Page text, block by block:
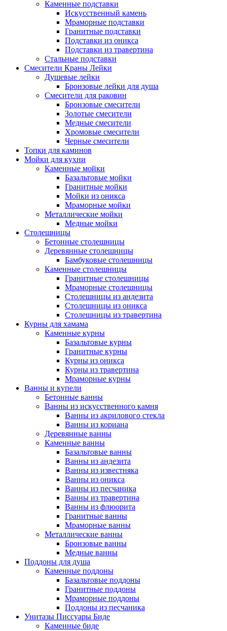
Каменные подставки
Искусственный камень
Мраморные подставки
Гранитные подставки
Подставки из оникса
Подставки из травертина
Стальные подставки
Смесители Краны Лейки
Душевые лейки
Бронзовые лейки для душа
Смесители для раковин
Бронзовые смесители
Золотые смесители
Медные смесители
Хромовые смесители
Черные смесители
Топки для каминов
Мойки для кухни
Каменные мойки
Базальтовые мойки
Гранитные мойки
Мойки из оникса
Мраморные мойки
Металлические мойки
Медные мойки
Столешницы
Бетонные столешницы
Деревянные столешницы
Бамбуковые столешницы
Каменные столешницы
Гранитные столешницы
Мраморные столешницы
Столешницы из андезита
Столешницы из оникса
Столешницы из травертина
Курны для хамама
Каменные курны
Базальтовые курны
Гранитные курны
Курны из оникса
Курны из травертина
Мраморные курны
Ванны и купели
Бетонные ванны
Ванны из искусственного камня
Ванны из акрилового стекла
Ванны из кориана
Деревянные ванны
Каменные ванны
Базальтовые ванны
Ванны из андезита
Ванны из известняка
Ванны из оникса
Ванны из песчаника
Ванны из травертина
Ванны из флюорита
Гранитные ванны
Мраморные ванны
Металлические ванны
Бронзовые ванны
Медные ванны
Поддоны для душа
Каменные поддоны
Базальтовые поддоны
Гранитные поддоны
Мраморные поддоны
Поддоны из песчаника
Унитазы Писсуары Биде
Каменные биде